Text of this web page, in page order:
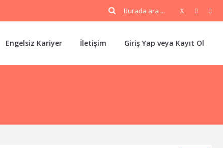
Engelsiz Kariyer İletişim Giriş Yap veya Kayıt Ol